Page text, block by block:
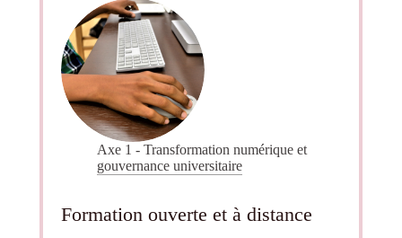
digitales
à
Madagascar
Axe 1 - Transformation numérique et
gouvernance universitaire
Formation ouverte et à distance